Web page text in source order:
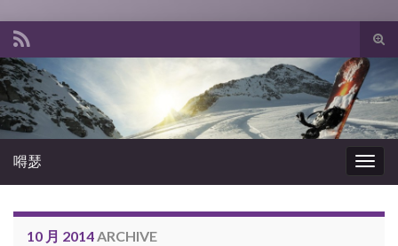
嘚瑟
10 月 2014ARCHIVE